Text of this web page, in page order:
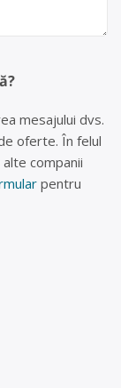
mesajului dvs.
oferte. În felul
companii
pentru